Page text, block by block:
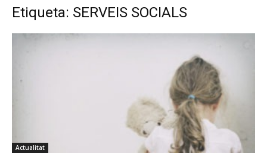
Etiqueta: SERVEIS SOCIALS
Actualitat